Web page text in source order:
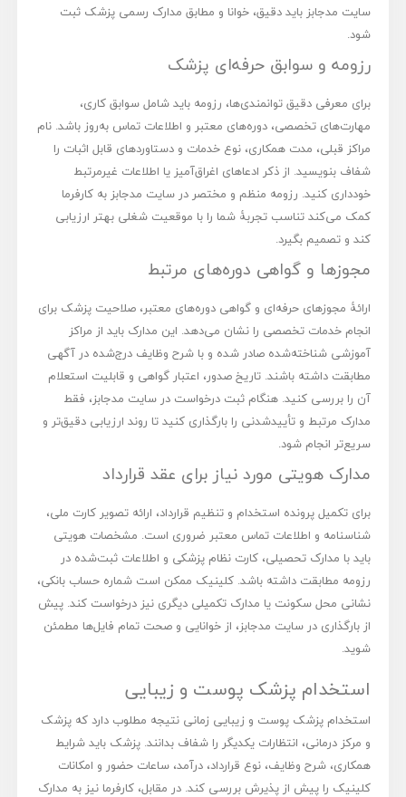
سایت مدجابز باید دقیق، خوانا و مطابق مدارک رسمی پزشک ثبت
شود.
رزومه و سوابق حرفه‌ای پزشک
برای معرفی دقیق توانمندی‌ها، رزومه باید شامل سوابق کاری،
مهارت‌های تخصصی، دوره‌های معتبر و اطلاعات تماس به‌روز باشد. نام
مراکز قبلی، مدت همکاری، نوع خدمات و دستاوردهای قابل اثبات را
شفاف بنویسید. از ذکر ادعاهای اغراق‌آمیز یا اطلاعات غیرمرتبط
خودداری کنید. رزومه منظم و مختصر در سایت مدجابز به کارفرما
کمک می‌کند تناسب تجربۀ شما را با موقعیت شغلی بهتر ارزیابی
کند و تصمیم بگیرد.
مجوزها و گواهی دوره‌های مرتبط
ارائۀ مجوزهای حرفه‌ای و گواهی دوره‌های معتبر، صلاحیت پزشک برای
انجام خدمات تخصصی را نشان می‌دهد. این مدارک باید از مراکز
آموزشی شناخته‌شده صادر شده و با شرح وظایف درج‌شده در آگهی
مطابقت داشته باشند. تاریخ صدور، اعتبار گواهی و قابلیت استعلام
آن را بررسی کنید. هنگام ثبت درخواست در سایت مدجابز، فقط
مدارک مرتبط و تأییدشدنی را بارگذاری کنید تا روند ارزیابی دقیق‌تر و
سریع‌تر انجام شود.
مدارک هویتی مورد نیاز برای عقد قرارداد
برای تکمیل پرونده استخدام و تنظیم قرارداد، ارائه تصویر کارت ملی،
شناسنامه و اطلاعات تماس معتبر ضروری است. مشخصات هویتی
باید با مدارک تحصیلی، کارت نظام پزشکی و اطلاعات ثبت‌شده در
رزومه مطابقت داشته باشد. کلینیک ممکن است شماره حساب بانکی،
نشانی محل سکونت یا مدارک تکمیلی دیگری نیز درخواست کند. پیش
از بارگذاری در سایت مدجابز، از خوانایی و صحت تمام فایل‌ها مطمئن
شوید.
استخدام پزشک پوست و زیبایی
استخدام پزشک پوست و زیبایی زمانی نتیجه مطلوب دارد که پزشک
و مرکز درمانی، انتظارات یکدیگر را شفاف بدانند. پزشک باید شرایط
همکاری، شرح وظایف، نوع قرارداد، درآمد، ساعات حضور و امکانات
کلینیک را پیش از پذیرش بررسی کند. در مقابل، کارفرما نیز به مدارک